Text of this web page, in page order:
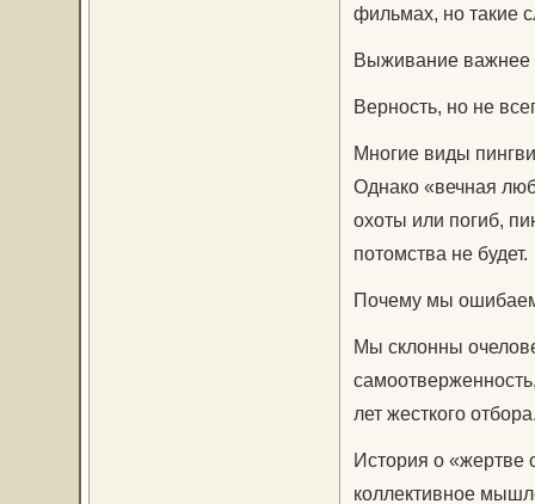
фильмах, но такие
Выживание важнее
Верность, но не
Многие виды
Однако «вечная
охоты или погиб,
потомства не будет.
Почему мы
Мы склонны
лет жесткого
История о «жертве
коллективное